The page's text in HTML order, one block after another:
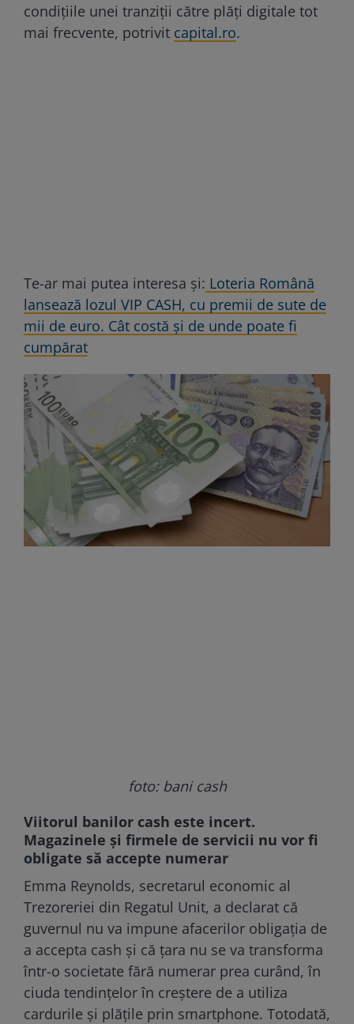
condițiile unei tranziții către plăți digitale tot
mai frecvente, potrivit capital.ro.
Te-ar mai putea interesa și: Loteria Română
lansează lozul VIP CASH, cu premii de sute de
mii de euro. Cât costă și de unde poate fi
cumpărat
foto: bani cash
Viitorul banilor cash este incert.
Magazinele și firmele de servicii nu vor fi
obligate să accepte numerar
Emma Reynolds, secretarul economic al
Trezoreriei din Regatul Unit, a declarat că
guvernul nu va impune afacerilor obligația de
a accepta cash și că țara nu se va transforma
într-o societate fără numerar prea curând, în
ciuda tendințelor în creștere de a utiliza
cardurile și plățile prin smartphone. Totodată,